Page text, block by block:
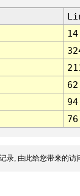
14
62
94
76
录, 由此给您带来的访